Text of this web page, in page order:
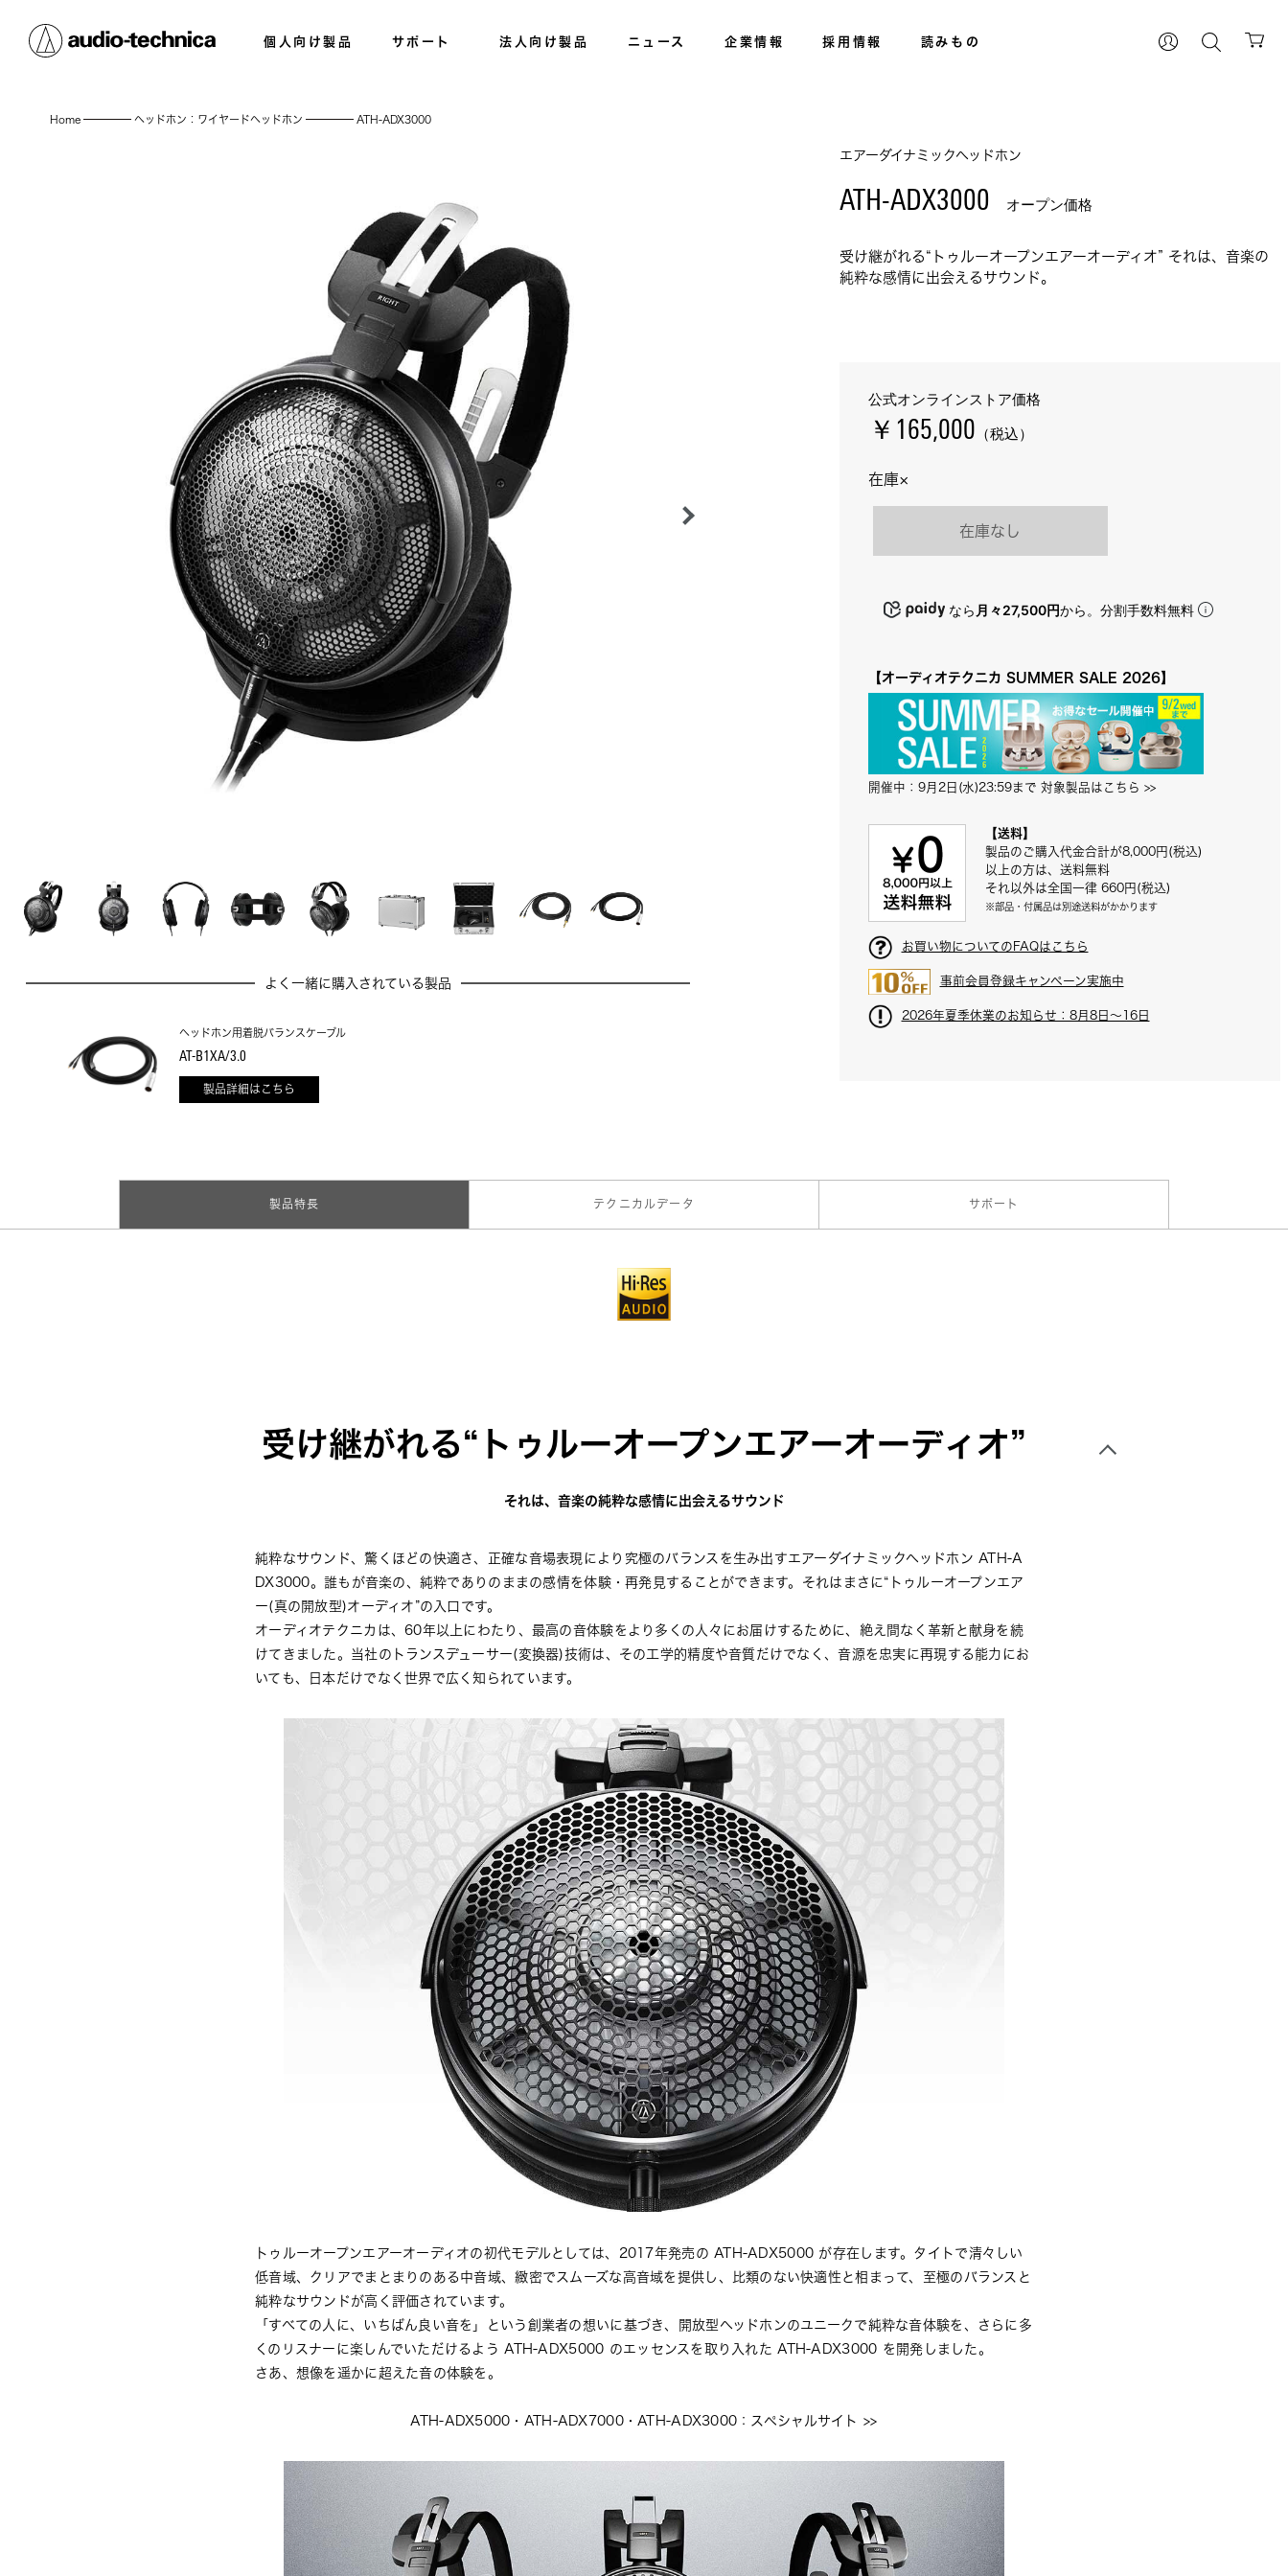
個人向け製品 サポート 法人向け製品 ニュース 企業情報 採用情報 読みもの
Home ヘッドホン：ワイヤードヘッドホン ATH-ADX3000
よく一緒に購入されている製品
ヘッドホン用着脱バランスケーブル
AT-B1XA/3.0
製品詳細はこちら
エアーダイナミックヘッドホン
ATH-ADX3000 オープン価格
受け継がれる“トゥルーオープンエアーオーディオ” それは、音楽の
純粋な感情に出会えるサウンド。
公式オンラインストア価格
￥165,000 （税込）
在庫×
在庫なし
なら 月々27,500円から。分割手数料無料
【オーディオテクニカ SUMMER SALE 2026】
開催中：9月2日(水)23:59まで 対象製品はこちら >>
【送料】
製品のご購入代金合計が8,000円(税込)
以上の方は、送料無料
それ以外は全国一律 660円(税込)
※部品・付属品は別途送料がかかります
お買い物についてのFAQはこちら
事前会員登録キャンペーン実施中
2026年夏季休業のお知らせ：8月8日～16日
製品特長 テクニカルデータ サポート
受け継がれる“トゥルーオープンエアーオーディオ”
それは、音楽の純粋な感情に出会えるサウンド
純粋なサウンド、驚くほどの快適さ、正確な⾳場表現により究極のバランスを⽣み出すエアーダイナミックヘッドホン ATH-A
DX3000。誰もが⾳楽の、純粋でありのままの感情を体験・再発⾒することができます。それはまさに“トゥルーオープンエア
ー(真の開放型)オーディオ”の⼊⼝です。
オーディオテクニカは、60年以上にわたり、最⾼の⾳体験をより多くの⼈々にお届けするために、絶え間なく⾰新と献⾝を続
けてきました。当社のトランスデューサー(変換器)技術は、その⼯学的精度や⾳質だけでなく、⾳源を忠実に再現する能⼒にお
いても、⽇本だけでなく世界で広く知られています。
トゥルーオープンエアーオーディオの初代モデルとしては、 2017年発売の ATH-ADX5000 が存在します。タイトで清々しい
低⾳域、クリアでまとまりのある中⾳域、緻密でスムーズな⾼⾳域を提供し、⽐類のない快適性と相まって、⾄極のバランスと
純粋なサウンドが⾼く評価されています。
「すべての⼈に、いちばん良い⾳を」という創業者の想いに基づき、開放型ヘッドホンのユニークで純粋な⾳体験を、さらに多
くのリスナーに楽しんでいただけるよう ATH-ADX5000 のエッセンスを取り⼊れた ATH-ADX3000 を開発しました。
さあ、想像を遥かに超えた⾳の体験を。
ATH-ADX5000・ATH-ADX7000・ATH-ADX3000：スペシャルサイト >>